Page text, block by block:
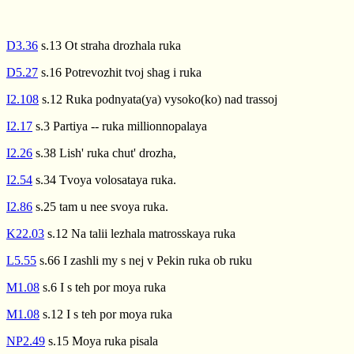
D3.36 s.13 Ot straha drozhala ruka
D5.27 s.16 Potrevozhit tvoj shag i ruka
I2.108 s.12 Ruka podnyata(ya) vysoko(ko) nad trassoj
I2.17 s.3 Partiya -- ruka millionnopalaya
I2.26 s.38 Lish' ruka chut' drozha,
I2.54 s.34 Tvoya volosataya ruka.
I2.86 s.25 tam u nee svoya ruka.
K22.03 s.12 Na talii lezhala matrosskaya ruka
L5.55 s.66 I zashli my s nej v Pekin ruka ob ruku
M1.08 s.6 I s teh por moya ruka
M1.08 s.12 I s teh por moya ruka
NP2.49 s.15 Moya ruka pisala